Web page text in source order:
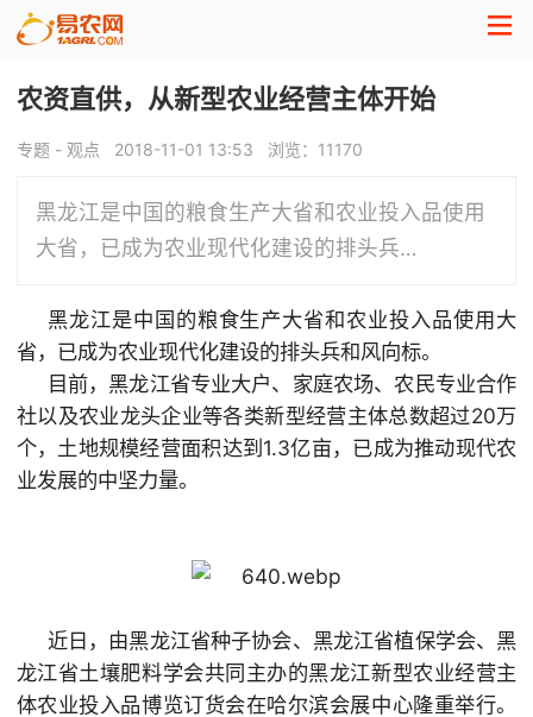
农资直供，从新型农业经营主体开始
专题 - 观点 2018-11-01 13:53 浏览： 11170
黑龙江是中国的粮食生产大省和农业投入品使用
大省，已成为农业现代化建设的排头兵…
黑龙江是中国的粮食生产大省和农业投入品使用大
省，已成为农业现代化建设的排头兵和风向标。
目前，黑龙江省专业大户、家庭农场、农民专业合作
社以及农业龙头企业等各类新型经营主体总数超过20万
个，土地规模经营面积达到1.3亿亩，已成为推动现代农
业发展的中坚力量。
近日，由黑龙江省种子协会、黑龙江省植保学会、黑
龙江省土壤肥料学会共同主办的黑龙江新型农业经营主
体农业投入品博览订货会在哈尔滨会展中心隆重举行。